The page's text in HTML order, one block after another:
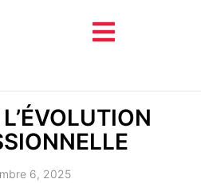
6, 2025